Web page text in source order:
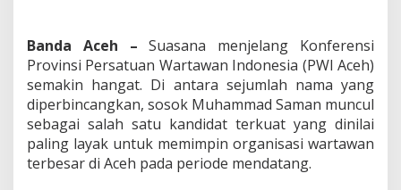
y
a
k
M
e
n
a
Banda Aceh – Suasana menjelang Konferensi
Provinsi Persatuan Wartawan Indonesia (PWI Aceh)
semakin hangat. Di antara sejumlah nama yang
diperbincangkan, sosok Muhammad Saman muncul
sebagai salah satu kandidat terkuat yang dinilai
paling layak untuk memimpin organisasi wartawan
terbesar di Aceh pada periode mendatang.